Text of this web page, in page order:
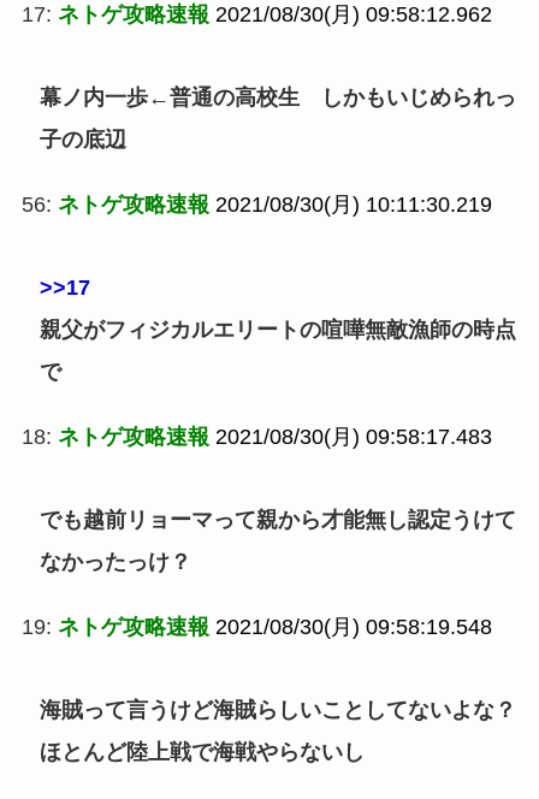
17: ネトゲ攻略速報 2021/08/30(月) 09:58:12.962
幕ノ内一歩←普通の高校生 しかもいじめられっ
子の底辺
56: ネトゲ攻略速報 2021/08/30(月) 10:11:30.219
>>17
親父がフィジカルエリートの喧嘩無敵漁師の時点
で
18: ネトゲ攻略速報 2021/08/30(月) 09:58:17.483
でも越前リョーマって親から才能無し認定うけて
なかったっけ？
19: ネトゲ攻略速報 2021/08/30(月) 09:58:19.548
海賊って言うけど海賊らしいことしてないよな？
ほとんど陸上戦で海戦やらないし